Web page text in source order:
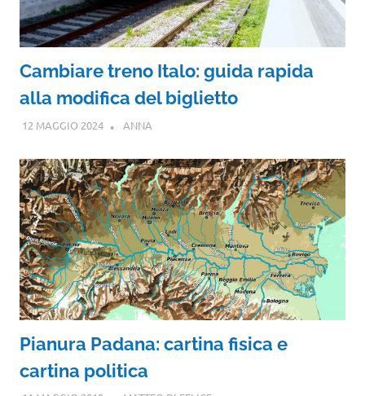
Cambiare treno Italo: guida rapida
alla modifica del biglietto
12 MAGGIO 2024 ANNA
Pianura Padana: cartina fisica e
cartina politica